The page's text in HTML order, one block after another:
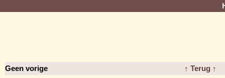
Geen vorige ↑ Terug ↑